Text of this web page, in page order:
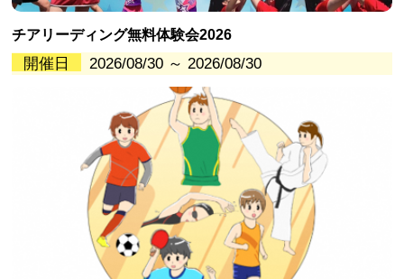
チアリーディング無料体験会2026
開催日 2026/08/30 ～ 2026/08/30